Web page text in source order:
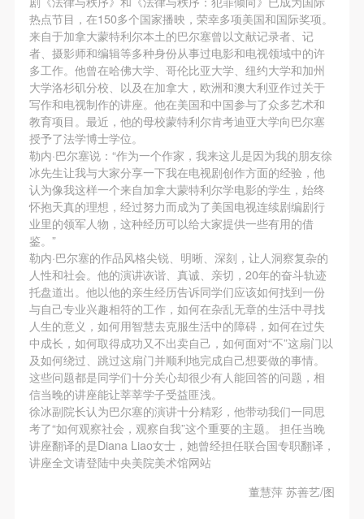
热点节目，在150多个国家播映，荣幸多项美国和国际奖项。
来自于加拿大蒙特利尔本土的巴尔塞曾以文献记录者、记
者、摄影师和编辑等多种身份从事过电影和电视领域中的许
多工作。他曾在哈佛大学、哥伦比亚大学、纽约大学和加州
大学洛杉矶分校、以及在加拿大，欧洲和澳大利亚作过关于
写作和电视制作的讲座。他在美国和中国参与了众多艺术和
教育项目。最近，他的母校蒙特利尔肯考迪亚大学向巴尔塞
授予了法学博士学位。
勒内·巴尔塞说：“作为一个作家，我来这儿是因为我的朋友徐
冰先生让我与大家分享一下我在电视剧创作方面的经验，他
认为像我这样一个来自加拿大蒙特利尔学电影的学生，始终
怀抱天真的理想，经过努力而成为了美国电视连续剧编剧行
业里的领军人物，这种经历可以给大家提供一些有用的借
鉴。”
勒内·巴尔塞的作品风格尖锐、明晰、深刻，让人洞察复杂的
人性和社会。他的演讲诙谐、真诚、亲切，20年的奋斗轨迹
托盘道出。他以他的亲生经历告诉同学们应该如何找到一份
与自己专业兴趣相符的工作，如何在杂乱无章的生活中寻找
人生的意义，如何用智慧去克服生活中的障碍，如何在过失
中成长，如何取得成功又不出卖自己，如何面对“不”这扇门以
及如何绕过、跳过这扇门并顺利地完成自己想要做的事情。
这些问题都是同学们十分关心却很少有人能回答的问题，相
信当晚的讲座能让莘莘学子受益匪浅。
徐冰副院长认为巴尔塞的演讲十分精彩，他带动我们一同思
考了“如何观察社会，观察自我”这个重要的主题。 担任当晚
讲座翻译的是Diana Liao女士，她曾经担任联合国专职翻译，
讲座全文请登陆中央美院美术馆网站
董慧萍 苏善艺/图
参加本次活动人员应该是成年人（具有完全民事行为
能力的人，18周岁以上）未成年人必须在成年人的陪
同下参观。
第四条
参加活动者在此次活动期间的人身安全责任自负。鼓
励参加者自行购买人身安全保险。活动中一旦出现事
故，活动中任何非事故当事人及美术馆将不承担人身
事故的任何责任，但有互相援助的义务。参加活动的
成员应当积极主动的组织实施救援工作，但对事故本
身不承担任何法律责任和经济责任。参加本次活动者
的人身安全不负有民事及相关连带责任。
第五条
参加活动者在此次活动期间应主动遵守美术馆活动秩
序、维护美术馆场地及展示、展览、馆藏艺术作品及
衍生品的安全。活动中一旦因个人原因造成美术馆场
地、空间、艺术品、衍生品等受到不同程度的损失、
破坏。活动中任何非事故当事人及美术馆将不承担相
应的责任与损失，应由参与活动者根据相应的法律条
文、组织规定进行协商和赔偿。并追究相应的法律责
任和经济责任。
参与活动者在参与活动时应当在美术馆工作人员及活
参加本次活动人员应该是成年人（具有完全民事行为
能力的人，18周岁以上）未成年人必须在成年人的陪
同下参观。
第四条
参加活动者在此次活动期间的人身安全责任自负。鼓
励参加者自行购买人身安全保险。活动中一旦出现事
故，活动中任何非事故当事人及美术馆将不承担人身
事故的任何责任，但有互相援助的义务。参加活动的
成员应当积极主动的组织实施救援工作，但对事故本
身不承担任何法律责任和经济责任。参加本次活动者
的人身安全不负有民事及相关连带责任。
第五条
参加活动者在此次活动期间应主动遵守美术馆活动秩
序、维护美术馆场地及展示、展览、馆藏艺术作品及
衍生品的安全。活动中一旦因个人原因造成美术馆场
地、空间、艺术品、衍生品等受到不同程度的损失、
破坏。活动中任何非事故当事人及美术馆将不承担相
应的责任与损失，应由参与活动者根据相应的法律条
文、组织规定进行协商和赔偿。并追究相应的法律责
任和经济责任。
参与活动者在参与活动时应当在美术馆工作人员及活
参加本次活动人员应该是成年人（具有完全民事行为
能力的人，18周岁以上）未成年人必须在成年人的陪
同下参观。
第四条
参加活动者在此次活动期间的人身安全责任自负。鼓
励参加者自行购买人身安全保险。活动中一旦出现事
故，活动中任何非事故当事人及美术馆将不承担人身
事故的任何责任，但有互相援助的义务。参加活动的
成员应当积极主动的组织实施救援工作，但对事故本
身不承担任何法律责任和经济责任。参加本次活动者
的人身安全不负有民事及相关连带责任。
第五条
参加活动者在此次活动期间应主动遵守美术馆活动秩
序、维护美术馆场地及展示、展览、馆藏艺术作品及
衍生品的安全。活动中一旦因个人原因造成美术馆场
地、空间、艺术品、衍生品等受到不同程度的损失、
破坏。活动中任何非事故当事人及美术馆将不承担相
应的责任与损失，应由参与活动者根据相应的法律条
文、组织规定进行协商和赔偿。并追究相应的法律责
任和经济责任。
参与活动者在参与活动时应当在美术馆工作人员及活
手机号码
发送验证码
手机号码将作为您的登录账号
验证码
登录
可使用雅昌艺术网会员账户登录